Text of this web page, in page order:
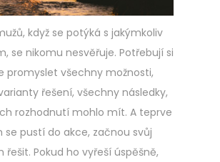
když se potýká s jakýmkoliv
se nikomu nesvěřuje. Potřebují si
promyslet všechny možnosti,
řešení, všechny následky,
rozhodnutí mohlo mít. A teprve
se pustí do akce, začnou svůj
řešit. Pokud ho vyřeší úspěšně,